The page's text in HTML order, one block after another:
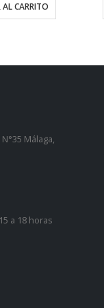
AL CARRITO
Málaga,
a 18 horas